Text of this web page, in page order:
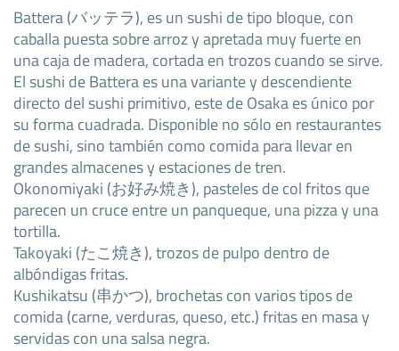
Battera (バッテラ), es un sushi de tipo bloque, con
caballa puesta sobre arroz y apretada muy fuerte en
una caja de madera, cortada en trozos cuando se sirve.
El sushi de Battera es una variante y descendiente
directo del sushi primitivo, este de Osaka es único por
su forma cuadrada. Disponible no sólo en restaurantes
de sushi, sino también como comida para llevar en
grandes almacenes y estaciones de tren.
Okonomiyaki (お好み焼き), pasteles de col fritos que
parecen un cruce entre un panqueque, una pizza y una
tortilla.
Takoyaki (たこ焼き), trozos de pulpo dentro de
albóndigas fritas.
Kushikatsu (串かつ), brochetas con varios tipos de
comida (carne, verduras, queso, etc.) fritas en masa y
servidas con una salsa negra.